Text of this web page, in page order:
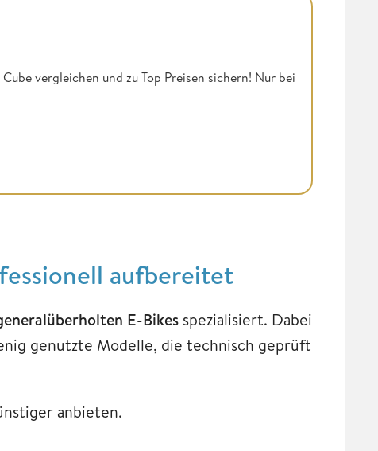
vergleichen und zu Top Preisen sichern! Nur bei
aufbereitet
E-Bikes spezialisiert. Dabei
genutzte Modelle, die technisch geprüft
anbieten.